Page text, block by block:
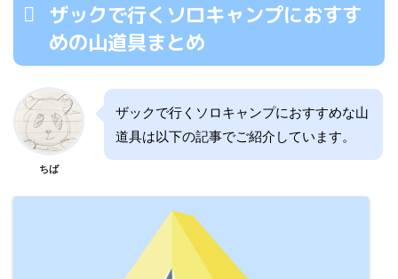
ザックで行くソロキャンプにおすす
めの山道具まとめ
ちば
ザックで行くソロキャンプにおすすめな山
道具は以下の記事でご紹介しています。